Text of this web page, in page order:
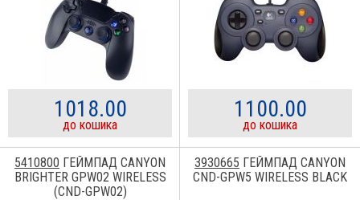
1018.00
до кошика
1100.00
до кошика
5410800 ГЕЙМПАД CANYON
BRIGHTER GPW02 WIRELESS
(CND-GPW02)
3930665 ГЕЙМПАД CANYON
CND-GPW5 WIRELESS BLACK